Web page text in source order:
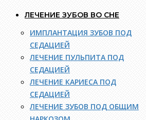
ЛЕЧЕНИЕ ЗУБОВ ВО СНЕ
ИМПЛАНТАЦИЯ ЗУБОВ ПОД
СЕДАЦИЕЙ
ЛЕЧЕНИЕ ПУЛЬПИТА ПОД
СЕДАЦИЕЙ
ЛЕЧЕНИЕ КАРИЕСА ПОД
СЕДАЦИЕЙ
ЛЕЧЕНИЕ ЗУБОВ ПОД ОБЩИМ